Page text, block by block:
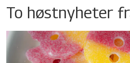
To høstnyheter